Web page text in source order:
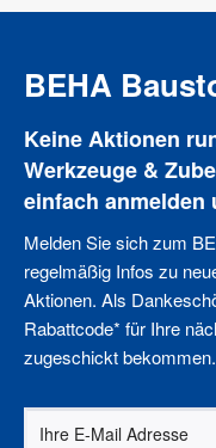
BEHA
Keine Aktionen
Werkzeuge &
einfach anmelden
Melden Sie sich zum
regelmäßig Infos zu
Aktionen. Als
Rabattcode* für Ihre
zugeschickt bekommen.